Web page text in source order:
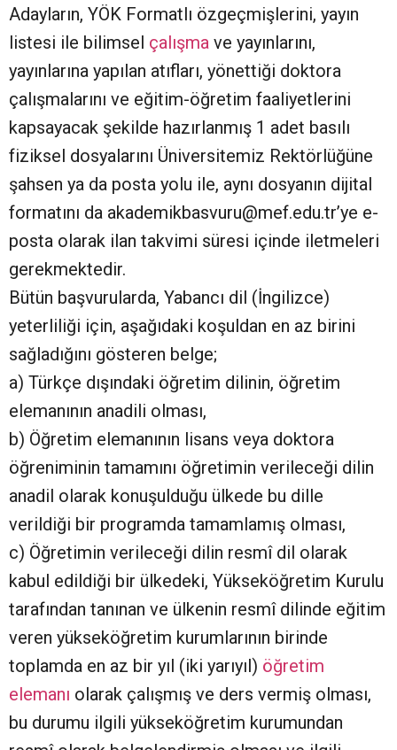
Adayların, YÖK Formatlı özgeçmişlerini, yayın
listesi ile bilimsel çalışma ve yayınlarını,
yayınlarına yapılan atıfları, yönettiği doktora
çalışmalarını ve eğitim-öğretim faaliyetlerini
kapsayacak şekilde hazırlanmış 1 adet basılı
fiziksel dosyalarını Üniversitemiz Rektörlüğüne
şahsen ya da posta yolu ile, aynı dosyanın dijital
formatını da akademikbasvuru@mef.edu.tr’ye e-
posta olarak ilan takvimi süresi içinde iletmeleri
gerekmektedir.
Bütün başvurularda, Yabancı dil (İngilizce)
yeterliliği için, aşağıdaki koşuldan en az birini
sağladığını gösteren belge;
a) Türkçe dışındaki öğretim dilinin, öğretim
elemanının anadili olması,
b) Öğretim elemanının lisans veya doktora
öğreniminin tamamını öğretimin verileceği dilin
anadil olarak konuşulduğu ülkede bu dille
verildiği bir programda tamamlamış olması,
c) Öğretimin verileceği dilin resmî dil olarak
kabul edildiği bir ülkedeki, Yükseköğretim Kurulu
tarafından tanınan ve ülkenin resmî dilinde eğitim
veren yükseköğretim kurumlarının birinde
toplamda en az bir yıl (iki yarıyıl) öğretim
elemanı olarak çalışmış ve ders vermiş olması,
bu durumu ilgili yükseköğretim kurumundan